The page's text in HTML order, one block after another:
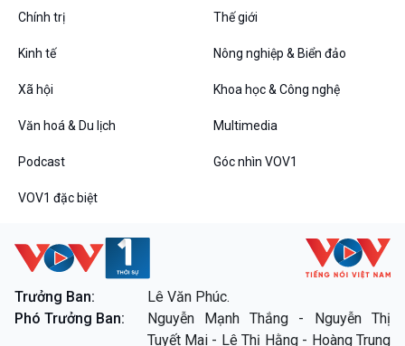
Chính trị Thế giới
Kinh tế Nông nghiệp & Biển đảo
Xã hội Khoa học & Công nghệ
Văn hoá & Du lịch Multimedia
Podcast Góc nhìn VOV1
VOV1 đặc biệt
Trưởng Ban:
Lê Văn Phúc.
Phó Trưởng Ban:
Nguyễn Mạnh Thắng - Nguyễn Thị
Tuyết Mai - Lê Thị Hằng - Hoàng Trung